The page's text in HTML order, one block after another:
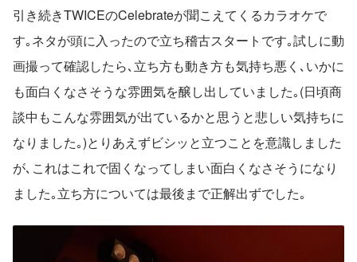
引き続きTWICEのCelebrateが聞こえてくるカラオケで
す｡ネタが頭に入ったので立ち稽古スタートです｡試しに動
画撮って確認したら､立ち方も動き方も気持ち悪く､いかに
も面白くなさそうな雰囲気を醸し出していました｡(日頃商
談中もこんな雰囲気が出ているかと思うと悲しい気持ちに
なりました｡)とりあえずビシッと立つことを意識しました
が､これはこれで固くなってしまい面白くなさそうになり
ました｡立ち方については最後まで正解出ずでした｡